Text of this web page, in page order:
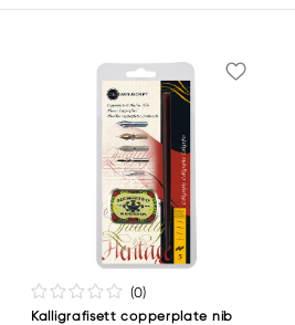
(0)
Kalligrafisett copperplate nib